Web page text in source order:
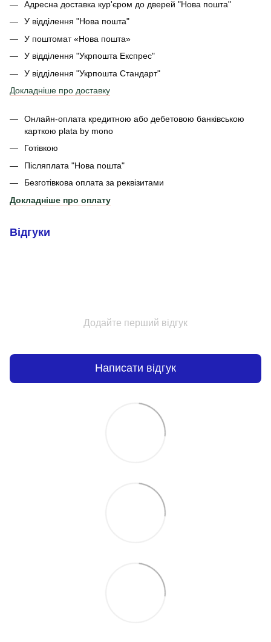
Адресна доставка кур'єром до дверей "Нова пошта"
У відділення "Нова пошта"
У поштомат «Нова пошта»
У відділення "Укрпошта Експрес"
У відділення "Укрпошта Стандарт"
Докладніше про доставку
Онлайн-оплата кредитною або дебетовою банківською
карткою plata by mono
Готівкою
Післяплата "Нова пошта"
Безготівкова оплата за реквізитами
Докладніше про оплату
Відгуки
Додайте перший відгук
Написати відгук